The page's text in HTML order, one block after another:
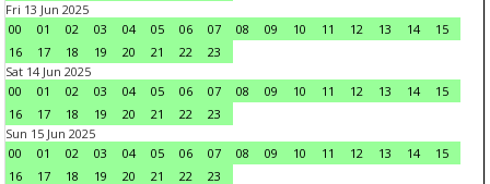
Fri 13 Jun 2025
00
01 02 03 04 05 06 07 08 09 10 11 12 13 14
15
16
17 18 19 20 21 22
23
Sat 14 Jun 2025
00
01 02 03 04 05 06 07 08 09 10 11 12 13 14
15
16
17 18 19 20 21 22
23
Sun 15 Jun 2025
00
01 02 03 04 05 06 07 08 09 10 11 12 13 14
15
16
17 18 19 20 21 22
23